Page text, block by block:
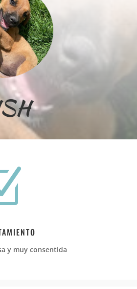
y muy consentida